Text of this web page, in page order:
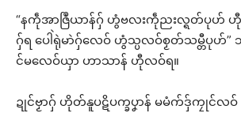
“နကဵုအာဇြဳယာန်ဂှ် ဟွံဗလးကဵုညးလ္ရတ်ပုဟ်
ဂှ်ရ ပေါဲရုဲမာဲဂှ်လေဝ် ဟွံသ္ပလဝ်စၟတ်သမ္တီပုဟ်”
င်မလေဝ်ယှာ ဟာသာန် ဟီုလဝ်ရ။
ဍုင်ဗၟာဂှ် ဟိုတ်နူပဋိပက္ခပၞာန် မမံက်ဒှ်ကၠုင်လဝ်